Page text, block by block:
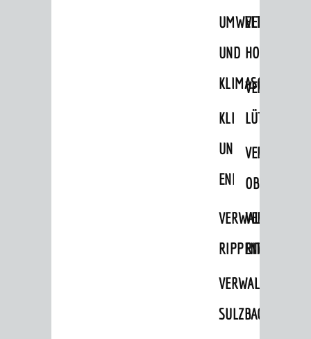
UMWELT-
UND
KLIMASCHUTZ
KLIMASCHUTZ
UND
RIPPENWEIER
SULZBACH